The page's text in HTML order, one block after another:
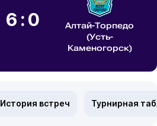
6:0
Алтай-Торпедо
(Усть-
Каменогорск)
История встреч Турнирная